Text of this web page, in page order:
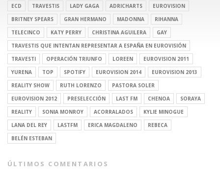
ECD TRAVESTIS LADY GAGA ADRICHARTS
EUROVISION
BRITNEY SPEARS
GRAN HERMANO MADONNA
RIHANNA
TELECINCO
KATY PERRY CHRISTINA AGUILERA
GAY
TRAVESTIS QUE INTENTAN REPRESENTAR A ESPAÑA EN EUROVISIÓN
TRAVESTI
OPERACIÓN TRIUNFO LOREEN
EUROVISION 2011
YURENA
TOP SPOTIFY EUROVISION 2014
EUROVISION 2013
REALITY SHOW
RUTH LORENZO
PASTORA SOLER
EUROVISION 2012
PRESELECCIÓN LAST FM CHENOA
SORAYA
REALITY
SONIA MONROY ACORRALADOS
KYLIE MINOGUE
LANA DEL REY
LASTFM ERICA MAGDALENO
REBECA
BELÉN ESTEBAN
ÚLTIMOS COMENTARIOS